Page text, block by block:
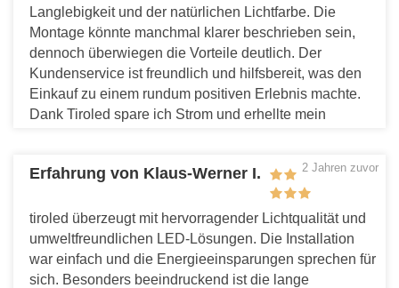
Langlebigkeit und der natürlichen Lichtfarbe. Die
Montage könnte manchmal klarer beschrieben sein,
dennoch überwiegen die Vorteile deutlich. Der
Kundenservice ist freundlich und hilfsbereit, was den
Einkauf zu einem rundum positiven Erlebnis machte.
Dank Tiroled spare ich Strom und erhellte mein
Erfahrung von Klaus-Werner I. 2 Jahren zuvor
tiroled überzeugt mit hervorragender Lichtqualität und
umweltfreundlichen LED-Lösungen. Die Installation
war einfach und die Energieeinsparungen sprechen für
sich. Besonders beeindruckend ist die lange